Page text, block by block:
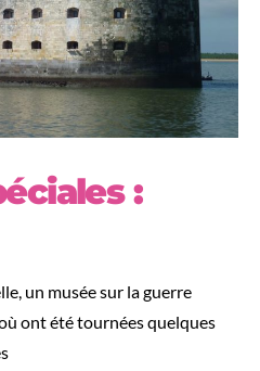
:
un musée sur la guerre
ont été tournées quelques